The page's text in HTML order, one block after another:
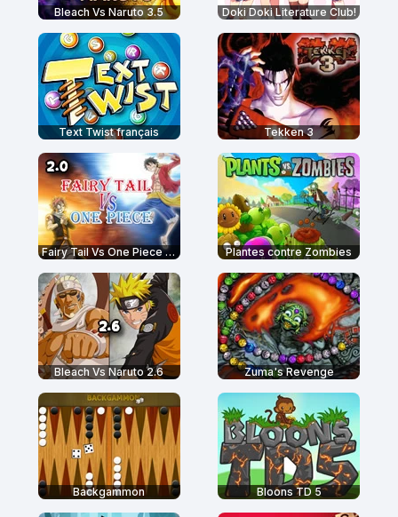
Bleach Vs Naruto 3.5 Doki Doki Literature Club!
Text Twist français Tekken 3
Fairy Tail Vs One Piece 2.0 Plantes contre Zombies
Bleach Vs Naruto 2.6 Zuma's Revenge
Backgammon Bloons TD 5